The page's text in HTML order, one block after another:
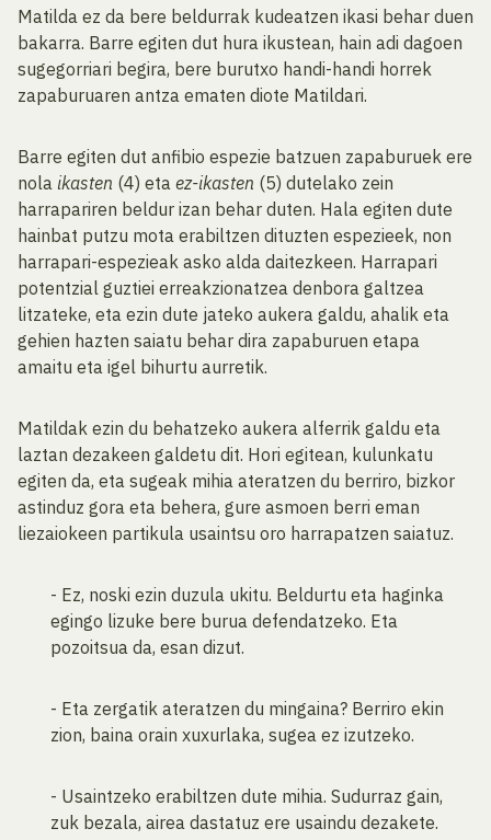
Matilda ez da bere beldurrak kudeatzen ikasi behar duen
bakarra. Barre egiten dut hura ikustean, hain adi dagoen
sugegorriari begira, bere burutxo handi-handi horrek
zapaburuaren antza ematen diote Matildari.
Barre egiten dut anfibio espezie batzuen zapaburuek ere
nola ikasten (4) eta ez-ikasten (5) dutelako zein
harrapariren beldur izan behar duten. Hala egiten dute
hainbat putzu mota erabiltzen dituzten espezieek, non
harrapari-espezieak asko alda daitezkeen. Harrapari
potentzial guztiei erreakzionatzea denbora galtzea
litzateke, eta ezin dute jateko aukera galdu, ahalik eta
gehien hazten saiatu behar dira zapaburuen etapa
amaitu eta igel bihurtu aurretik.
Matildak ezin du behatzeko aukera alferrik galdu eta
laztan dezakeen galdetu dit. Hori egitean, kulunkatu
egiten da, eta sugeak mihia ateratzen du berriro, bizkor
astinduz gora eta behera, gure asmoen berri eman
liezaiokeen partikula usaintsu oro harrapatzen saiatuz.
- Ez, noski ezin duzula ukitu. Beldurtu eta haginka
egingo lizuke bere burua defendatzeko. Eta
pozoitsua da, esan dizut.
- Eta zergatik ateratzen du mingaina? Berriro ekin
zion, baina orain xuxurlaka, sugea ez izutzeko.
- Usaintzeko erabiltzen dute mihia. Sudurraz gain,
zuk bezala, airea dastatuz ere usaindu dezakete.